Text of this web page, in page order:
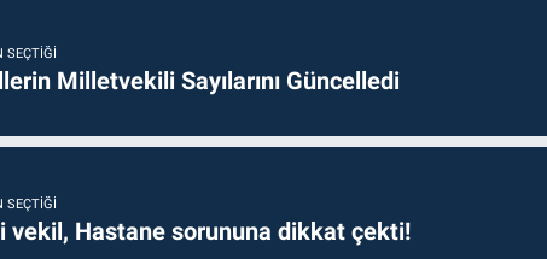
SEÇTIĞI
Milletvekili Sayılarını Güncelledi
SEÇTIĞI
vekil, Hastane sorununa dikkat çekti!